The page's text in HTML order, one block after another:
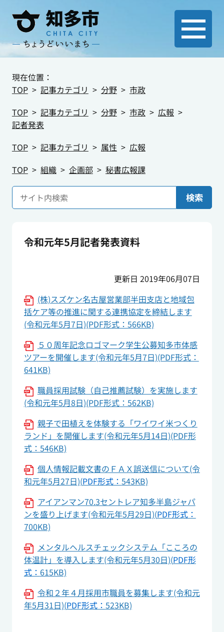
現在位置：
TOP
記事カテゴリ 分野
市政
TOP
記事カテゴリ 分野 市政
広報
記者発表
TOP
記事カテゴリ 属性
広報
TOP
組織 企画部 秘書広報課
検索
令和元年5月記者発表資料
更新日 2019年06月07日
(株)スズケン名古屋営業部半田支店と地域包
括ケア等の推進に関する連携協定を締結します
(令和元年5月7日)(PDF形式：566KB)
５０周年記念ロゴマーク学生公募知多市体感
ツアーを開催します(令和元年5月7日)(PDF形式：
641KB)
職員採用試験（自己推薦試験）を実施します
(令和元年5月8日)(PDF形式：562KB)
親子で田植えを体験する「ワイワイ米つくり
ランド」を開催します(令和元年5月14日)(PDF形
式：546KB)
個人情報記載文書のＦＡＸ誤送信について(令
和元年5月27日)(PDF形式： 543KB)
アイアンマン70.3セントレア知多半島ジャパ
ンを盛り上げます(令和元年5月29日)(PDF形式：
700KB)
メンタルヘルスチェックシステム「こころの
体温計」を導入します(令和元年5月30日)(PDF形
式： 615KB)
令和２年４月採用市職員を募集します(令和元
年5月31日)(PDF形式： 523KB)